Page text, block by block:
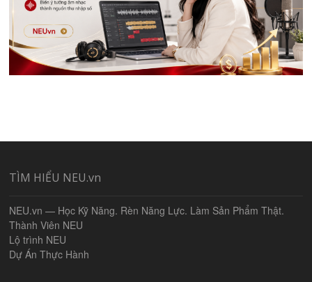
TÌM HIỂU NEU.vn
NEU.vn — Học Kỹ Năng. Rèn Năng Lực. Làm Sản Phẩm Thật.
Thành Viên NEU
Lộ trình NEU
Dự Án Thực Hành